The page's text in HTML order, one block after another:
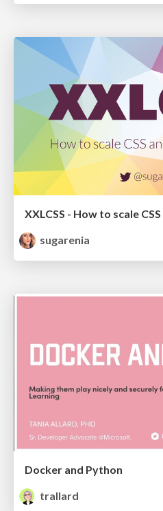
XXLCSS - How to scale
sugarenia
Docker and Python
trallard